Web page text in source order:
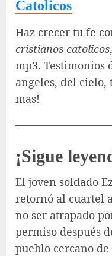
Catolicos
Haz crecer tu fe
cristianos catolicos
mp3. Testimonios
angeles, del cielo,
mas!
¡Sigue
El joven soldado
retornó al cuartel
no ser atrapado
permiso después
pueblo cercano